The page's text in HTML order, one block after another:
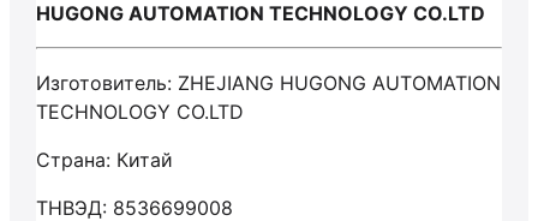
HUGONG AUTOMATION TECHNOLOGY CO.LTD
Изготовитель: ZHEJIANG HUGONG AUTOMATION
TECHNOLOGY CO.LTD
Страна: Китай
ТНВЭД: 8536699008